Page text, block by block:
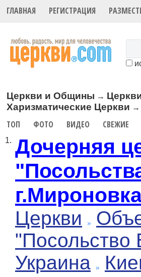
ГЛАВНАЯ РЕГИСТРАЦИЯ
Церкви и Общины →
Харизматические Церкви
ТОП ФОТО ВИДЕО СВЕЖИЕ
1. Дочерняя
Церкви
"Посольство
Украина